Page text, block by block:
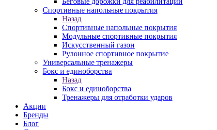
Спортивные напольные покрытия
Назад
Спортивные напольные покрытия
Модульные спортивные покрытия
Искусственный газон
Рулонное спортивное покрытие
Универсальные тренажеры
Бокс и единоборства
Назад
Бокс и единоборства
Тренажеры для отработки ударов
Акции
Бренды
Блог